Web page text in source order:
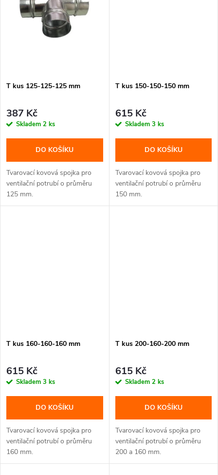
T kus 125-125-125 mm
387 Kč
Skladem 2 ks
DO KOŠÍKU
Tvarovací kovová spojka pro
ventilační potrubí o průměru
125 mm.
T kus 150-150-150 mm
615 Kč
Skladem 3 ks
DO KOŠÍKU
Tvarovací kovová spojka pro
ventilační potrubí o průměru
150 mm.
T kus 160-160-160 mm
615 Kč
Skladem 3 ks
DO KOŠÍKU
Tvarovací kovová spojka pro
ventilační potrubí o průměru
160 mm.
T kus 200-160-200 mm
615 Kč
Skladem 2 ks
DO KOŠÍKU
Tvarovací kovová spojka pro
ventilační potrubí o průměru
200 a 160 mm.